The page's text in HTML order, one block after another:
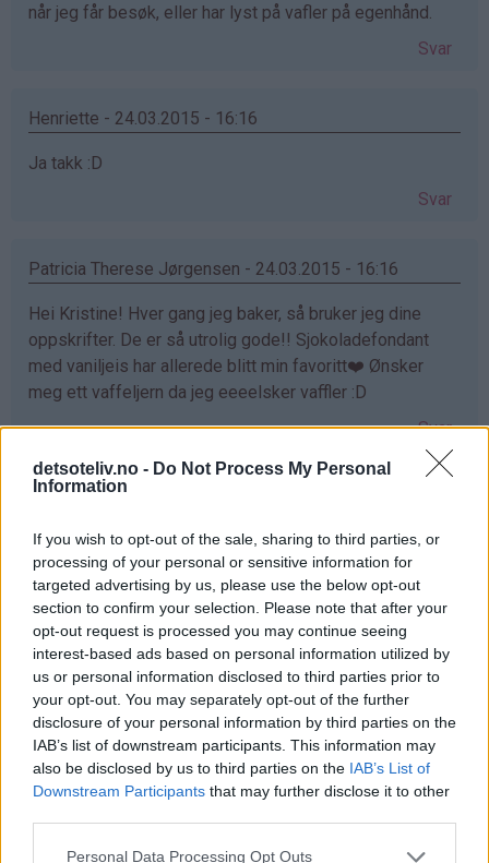
detsoteliv.no - Do Not Process My Personal
Information
If you wish to opt-out of the sale, sharing to third parties, or
processing of your personal or sensitive information for
targeted advertising by us, please use the below opt-out
section to confirm your selection. Please note that after your
opt-out request is processed you may continue seeing
interest-based ads based on personal information utilized by
us or personal information disclosed to third parties prior to
your opt-out. You may separately opt-out of the further
disclosure of your personal information by third parties on the
IAB’s list of downstream participants. This information may
also be disclosed by us to third parties on the IAB’s List of
Downstream Participants that may further disclose it to other
Personal Data Processing Opt Outs
når jeg får besøk, eller har lyst på vafler på egenhånd.
Svar
Henriette - 24.03.2015 - 16:16
Ja takk :D
Svar
Patricia Therese Jørgensen - 24.03.2015 - 16:16
Hei Kristine! Hver gang jeg baker, så bruker jeg dine
oppskrifter. De er så utrolig gode!! Sjokoladefondant
med vaniljeis har allerede blitt min favoritt❤️ Ønsker
meg ett vaffeljern da jeg eeeelsker vaffler :D
Svar
Maren - 24.03.2015 - 16:18
elsker vafler!!
Svar
Mariann Jørgensen - 24.03.2015 - 16:18
Hva er bedre enn en vaffel sammen med rømme og
syltetøy hadde jeg vært heldig så hadde det vært gøy
Svar
Iselin - 24.03.2015 - 16:19